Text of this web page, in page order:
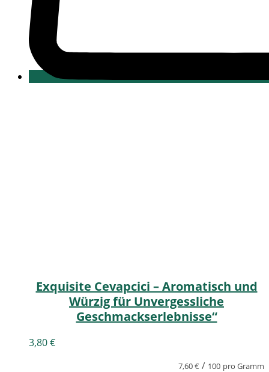
Exquisite Cevapcici – Aromatisch und
Würzig für Unvergessliche
Geschmackserlebnisse“
3,80€
7,60€ / 100 pro Gramm